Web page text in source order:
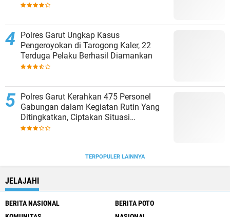
Polres Garut Ungkap Kasus
Pengeroyokan di Tarogong Kaler, 22
Terduga Pelaku Berhasil Diamankan
Polres Garut Kerahkan 475 Personel
Gabungan dalam Kegiatan Rutin Yang
Ditingkatkan, Ciptakan Situasi
Kamtibmas Tetap Aman dan Kondusif
TERPOPULER LAINNYA
JELAJAHI
BERITA NASIONAL
BERITA POTO